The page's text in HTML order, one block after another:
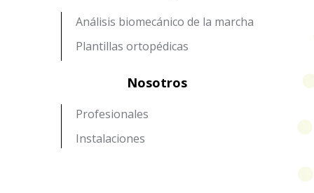
Análisis biomecánico de la marcha
Plantillas ortopédicas
Nosotros
Profesionales
Instalaciones